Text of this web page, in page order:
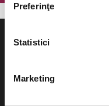
Preferinţe
Statistici
Marketing
Evenimente